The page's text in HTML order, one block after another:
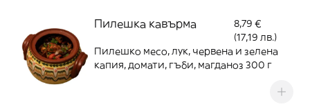
Пилешка кавърма
8,79 €
(17,19 лв.)
Пилешко месо, лук, червена и зелена
капия, домати, гъби, магданоз 300 г